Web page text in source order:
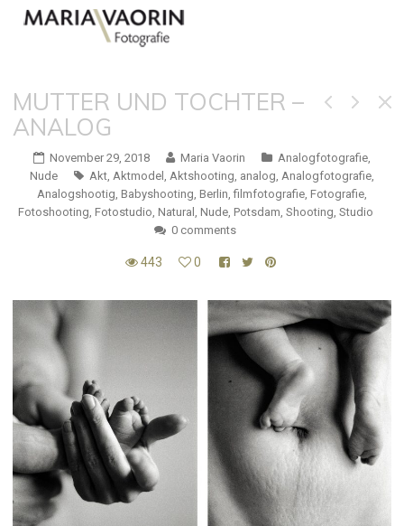
MUTTER UND TOCHTER –
ANALOG
November 29, 2018 Maria Vaorin Analogfotografie
Nude
Akt Aktmodel Aktshooting analog Analogfotografie
Analogshootig Babyshooting Berlin ,filmfotografie Fotografie
Fotoshooting Fotostudio Natural Nude, Potsdam Shooting Studio
0 comments
443 0